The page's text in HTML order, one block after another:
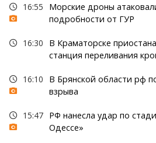
16:55
Морские дроны
подробности от ГУР
16:30
В Краматорске
станция переливания
16:10
В Брянской области рф
взрыва
15:47 РФ нанесла удар по
Одессе»